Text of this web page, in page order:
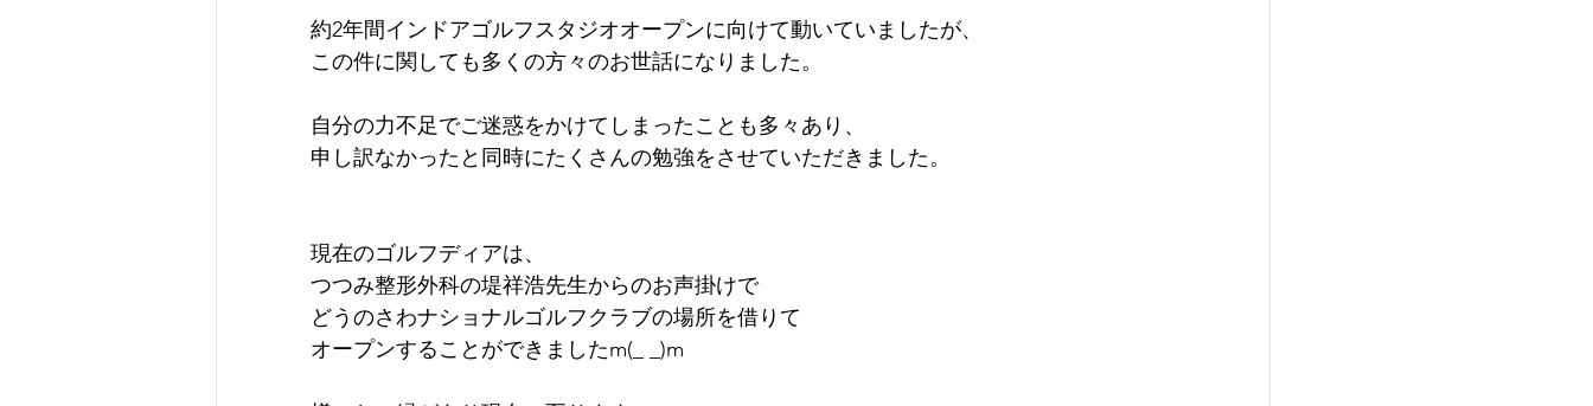
約2年間インドアゴルフスタジオオープンに向けて動いていましたが、
この件に関しても多くの方々のお世話になりました。
自分の力不足でご迷惑をかけてしまったことも多々あり、
申し訳なかったと同時にたくさんの勉強をさせていただきました。
現在のゴルフディアは、
つつみ整形外科の堤祥浩先生からのお声掛けで
どうのさわナショナルゴルフクラブの場所を借りて
オープンすることができましたm(_ _)m